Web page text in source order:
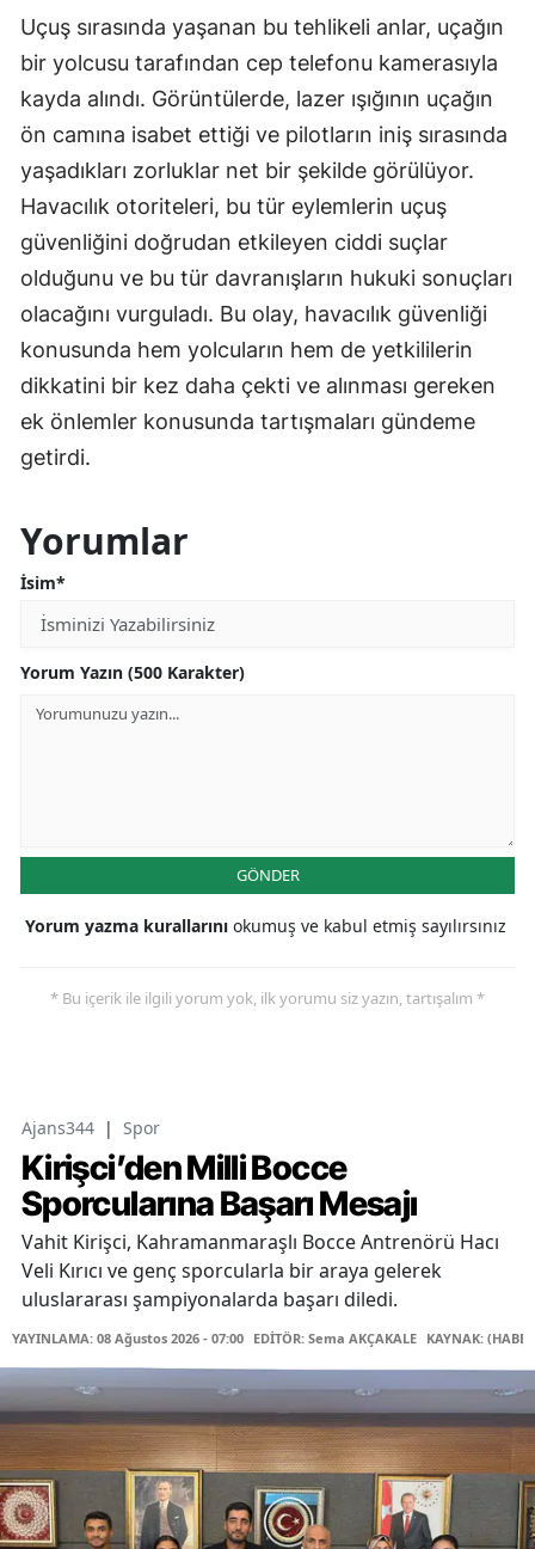
Uçuş sırasında yaşanan bu tehlikeli anlar, uçağın
bir yolcusu tarafından cep telefonu kamerasıyla
kayda alındı. Görüntülerde, lazer ışığının uçağın
ön camına isabet ettiği ve pilotların iniş sırasında
yaşadıkları zorluklar net bir şekilde görülüyor.
Havacılık otoriteleri, bu tür eylemlerin uçuş
güvenliğini doğrudan etkileyen ciddi suçlar
olduğunu ve bu tür davranışların hukuki sonuçları
olacağını vurguladı. Bu olay, havacılık güvenliği
konusunda hem yolcuların hem de yetkililerin
dikkatini bir kez daha çekti ve alınması gereken
ek önlemler konusunda tartışmaları gündeme
getirdi.
Yorumlar
İsim*
Yorum Yazın (500 Karakter)
GÖNDER
Yorum yazma kurallarını okumuş ve kabul etmiş sayılırsınız
* Bu içerik ile ilgili yorum yok, ilk yorumu siz yazın, tartışalım *
Ajans344 | Spor
Kirişci’den Milli Bocce
Sporcularına Başarı Mesajı
Vahit Kirişci, Kahramanmaraşlı Bocce Antrenörü Hacı
Veli Kırıcı ve genç sporcularla bir araya gelerek
uluslararası şampiyonalarda başarı diledi.
YAYINLAMA: 08 Ağustos 2026 - 07:00 EDİTÖR: Sema AKÇAKALE KAYNAK: